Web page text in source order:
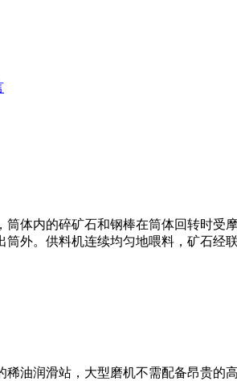
筒体内的碎矿石和钢棒在筒体回转时
筒外。供料机连续均匀地喂料，矿石
稀油润滑站，大型磨机不需配备昂贵的